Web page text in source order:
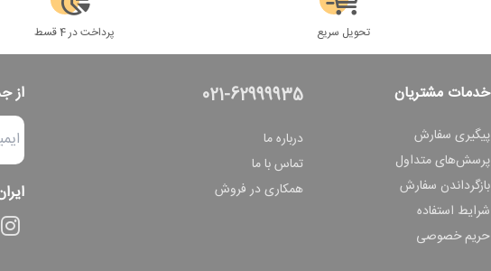
تحویل سریع پرداخت در 4 قسط
خدمات مشتریان
پیگیری سفارش
پرسش‌های متداول
بازگرداندن سفارش
شرایط استفاده
حریم خصوصی
021-62999935
درباره ما
تماس با ما
همکاری در فروش
از